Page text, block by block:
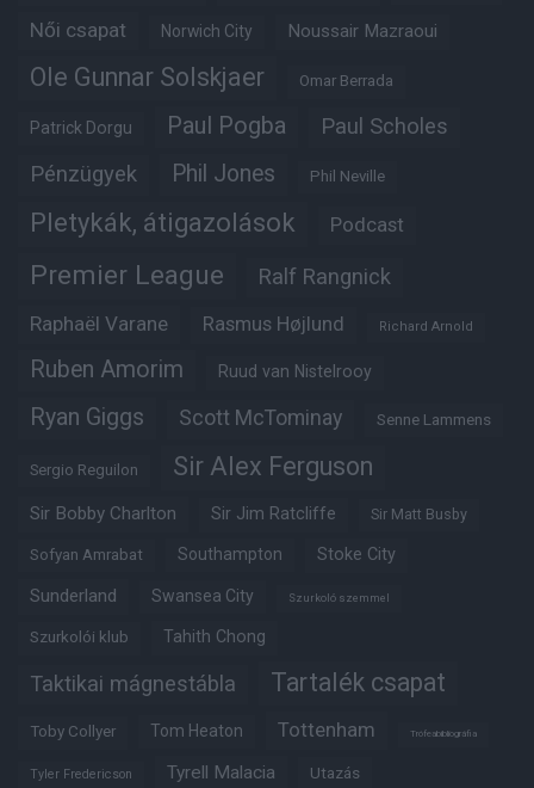
Női csapat Norwich City Noussair Mazraoui
Ole Gunnar Solskjaer Omar Berrada
Patrick Dorgu Paul Pogba Paul Scholes
Pénzügyek Phil Jones Phil Neville
Pletykák, átigazolások Podcast
Premier League Ralf Rangnick
Raphaël Varane Rasmus Højlund Richard Arnold
Ruben Amorim Ruud van Nistelrooy
Ryan Giggs Scott McTominay Senne Lammens
Sergio Reguilon Sir Alex Ferguson
Sir Bobby Charlton Sir Jim Ratcliffe Sir Matt Busby
Sofyan Amrabat Southampton Stoke City
Sunderland Swansea City Szurkoló szemmel
Szurkolói klub Tahith Chong
Taktikai mágnestábla Tartalék csapat
Toby Collyer Tom Heaton Tottenham Trófeabibliográfia
Tyler Fredericson Tyrell Malacia Utazás